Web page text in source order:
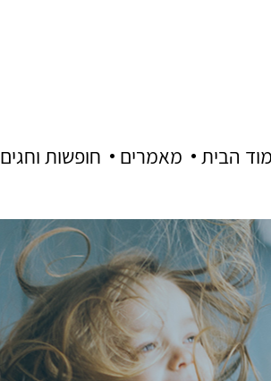
חופשות וחגים מאמרים הבית